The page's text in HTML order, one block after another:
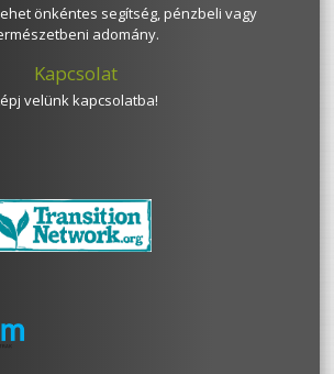
önkéntes segítség, pénzbeli vagy
adomány.
Kapcsolat
velünk kapcsolatba!